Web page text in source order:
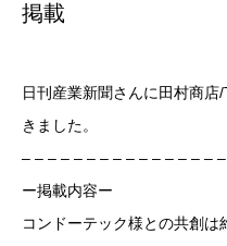
掲載
日刊産業新聞さんに田村商
きました。
– – – – – – – – – – – – – – –
⁡ー掲載内容ー
コンドーテック様との共創は